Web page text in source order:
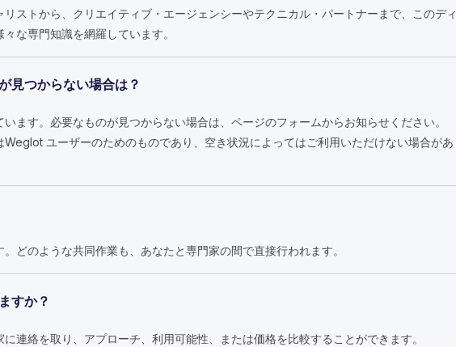
ストから、クリエイティブ・エージェンシーやテクニカル・パートナーまで、このディ
な専門知識を網羅しています。
見つからない場合は？
ます。必要なものが見つからない場合は、ページのフォームからお知らせください。
ユーザーのためのものであり、空き状況によってはご利用いただけない場合があ
どのような共同作業も、あなたと専門家の間で直接行われます。
すか？
連絡を取り、アプローチ、利用可能性、または価格を比較することができます。